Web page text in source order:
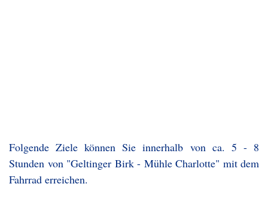
Folgende Ziele können Sie innerhalb von ca. 5 - 8
Stunden von "Geltinger Birk - Mühle Charlotte" mit dem
Fahrrad erreichen.